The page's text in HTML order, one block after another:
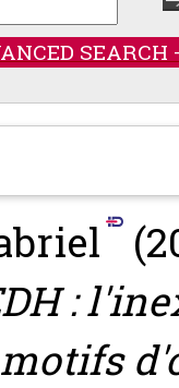
SEARCH
: